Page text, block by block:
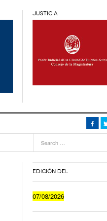
JUSTICIA
- 4
EDICIÓN DEL
07/08/2026